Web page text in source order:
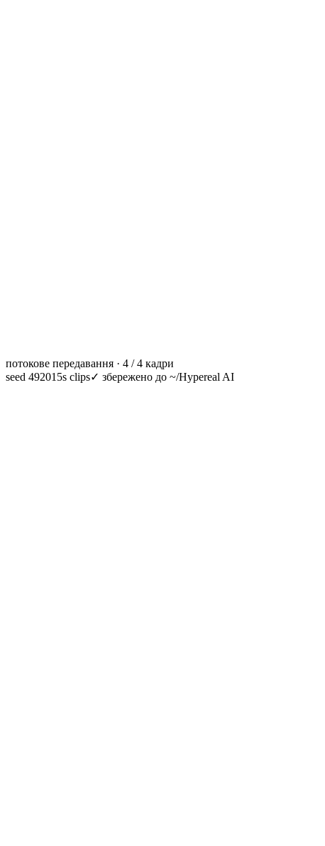
потокове передавання · 4 / 4 кадри
seed 49201 5s clips✓ збережено до ~/Hypereal AI